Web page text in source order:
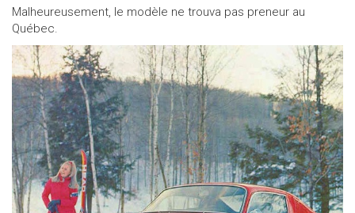
Malheureusement, le modèle ne trouva pas preneur au
Québec.